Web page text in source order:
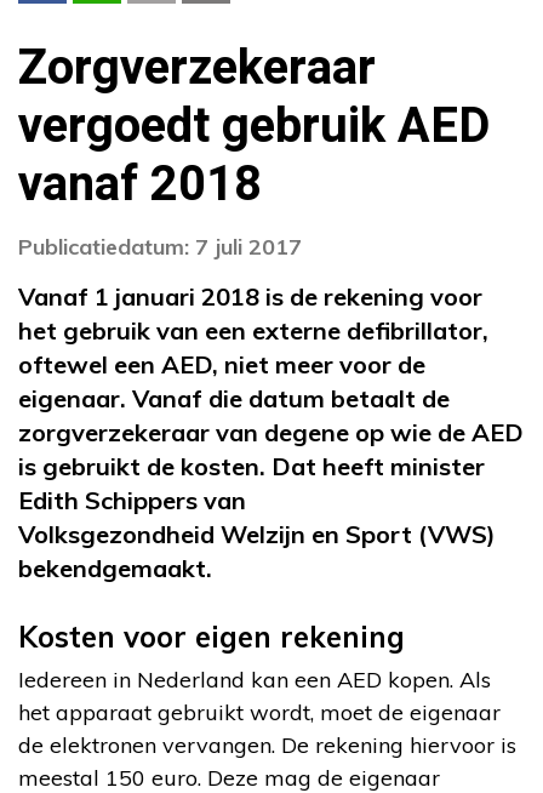
Zorgverzekeraar
vergoedt gebruik AED
vanaf 2018
Publicatiedatum: 7 juli 2017
Vanaf 1 januari 2018 is de rekening voor
het gebruik van een externe defibrillator,
oftewel een AED, niet meer voor de
eigenaar. Vanaf die datum betaalt de
zorgverzekeraar van degene op wie de AED
is gebruikt de kosten. Dat heeft minister
Edith Schippers van
Volksgezondheid Welzijn en Sport (VWS)
bekendgemaakt.
Kosten voor eigen rekening
Iedereen in Nederland kan een AED kopen. Als
het apparaat gebruikt wordt, moet de eigenaar
de elektronen vervangen. De rekening hiervoor is
meestal 150 euro. Deze mag de eigenaar